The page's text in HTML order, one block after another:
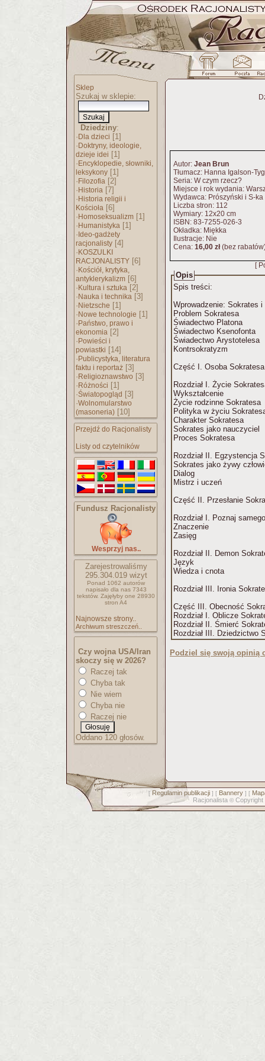
Sklep
Szukaj w sklepie:
Dziedziny:
· Dla dzieci [1]
· Doktryny, ideologie,
dzieje idei [1]
· Encyklopedie, słowniki,
leksykony [1]
· Filozofia [2]
· Historia [7]
· Historia religii i
Kościoła [6]
· Homoseksualizm [1]
· Humanistyka [1]
· Ideo-gadżety
racjonalisty [4]
· KOSZULKI
RACJONALISTY [6]
· Kościół, krytyka,
antyklerykalizm [6]
· Kultura i sztuka [2]
· Nauka i technika [3]
· Nietzsche [1]
· Nowe technologie [1]
· Państwo, prawo i
ekonomia [2]
· Powieści i
powiastki [14]
· Publicystyka, literatura
faktu i reportaż [3]
· Religioznawstwo [3]
· Różności [1]
·Światopogląd [3]
·Wolnomularstwo
(masoneria) [10]
Przejdź do Racjonalisty
Listy od czytelników
Fundusz Racjonalisty
Wesprzyj nas..
Zarejestrowaliśmy
295.304.019wizyt
Ponad 1062 autorów
napisało dla nas 7343
tekstów. Zajęłyby one 28930
stron A4
Najnowsze strony..
Archiwum streszczeń..
Czy wojna USA/Iran
skoczy się w 2026?
Raczej tak
Chyba tak
Nie wiem
Chyba nie
Raczej nie
Oddano 120 głosów.
Autor: Jean Brun
Tłumacz: Hanna Igalson-
Seria: W czym rzecz?
Miejsce i rok wydania:
Wydawca: Prószyński i S-ka
Liczba stron: 112
Wymiary: 12x20 cm
ISBN: 83-7255-026-3
Okładka: Miękka
Ilustracje: Nie
Cena: 16,00 zł(bez
[
Opis
Spis treści:
Wprowadzenie: Sokrates i
Problem Sokratesa
Świadectwo Platona
Świadectwo Ksenofonta
Świadectwo Arystotelesa
Kontrsokratyzm
Część I. Osoba Sokratesa
Rozdział I. Życie
Wykształcenie
Życie rodzinne Sokratesa
Polityka w życiu
Charakter Sokratesa
Sokrates jako nauczyciel
Proces Sokratesa
Rozdział II. Egzystencja
Sokrates jako żywy
Dialog
Mistrz i uczeń
Część II. Przesłanie
Rozdział I. Poznaj
Znaczenie
Zasięg
Rozdział II. Demon
Język
Wiedza i cnota
Rozdział III. Ironia
Część III. Obecność
Rozdział I. Oblicze
Rozdział II. Śmierć
Rozdział III. Dziedzictwo
Podziel się swoją opinią
[ Regulamin publikacji] [ Bannery] [
Racjonalista © Copyright